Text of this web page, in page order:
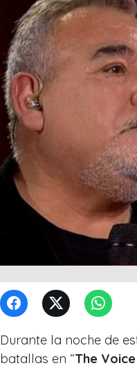
Durante la noche de
batallas en “The